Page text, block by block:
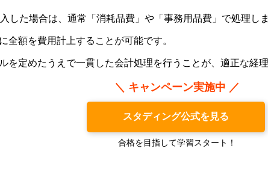
た場合は、通常「消耗品費」や「事務用品費」で処理しま
全額を費用計上することが可能です。
定めたうえで一貫した会計処理を行うことが、適正な経
＼ キャンペーン実施中 ／
スタディング公式を見る
合格を目指して学習スタート！